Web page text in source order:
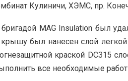
Кулиничи, ХЭМС, пр.
бригадой MAG Insulation был
был нанесен слой
краской DC315
все необходимые